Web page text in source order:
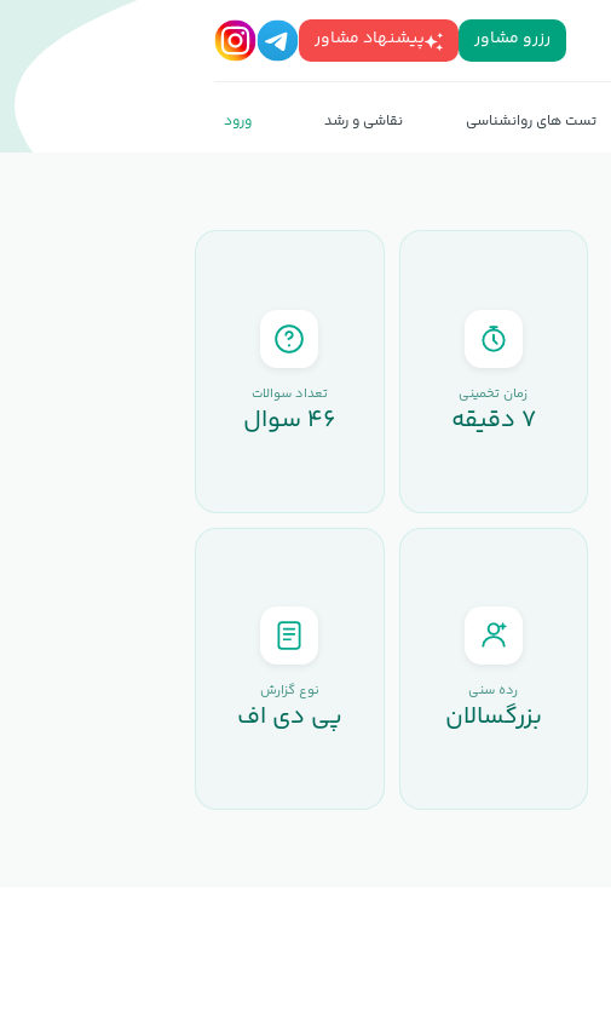
رزرو مشاور پیشنهاد مشاور
تست های روانشناسی نقاشی و رشد ورود
زمان تخمینی
۷ دقیقه
تعداد سوالات
۴۶ سوال
رده سنی
بزرگسالان
نوع گزارش
پی دی اف